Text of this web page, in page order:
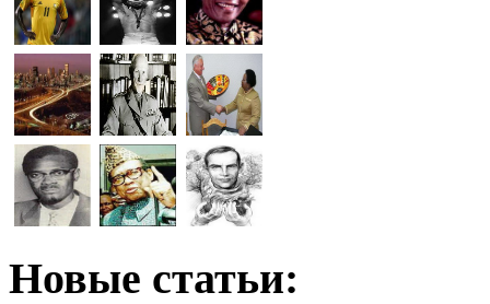
Новые статьи: